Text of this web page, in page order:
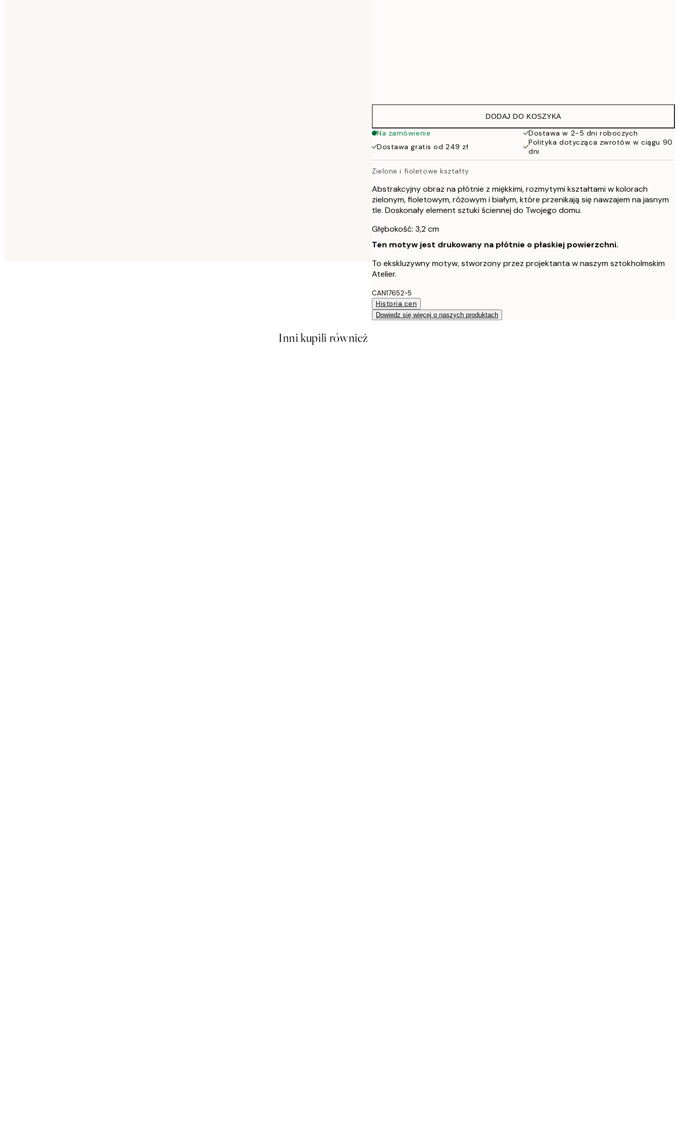
DODAJ DO KOSZYKA
Na zamówienie
Dostawa w 2-5 dni roboczych
Dostawa gratis od 249 zł
Polityka dotycząca zwrotów w ciągu 90
dni
Zielone i fioletowe kształty
Abstrakcyjny obraz na płótnie z miękkimi, rozmytymi kształtami w kolorach
zielonym, fioletowym, różowym i białym, które przenikają się nawzajem na jasnym
tle. Doskonały element sztuki ściennej do Twojego domu.
Głębokość: 3,2 cm
Ten motyw jest drukowany na płótnie o płaskiej powierzchni.
To ekskluzywny motyw, stworzony przez projektanta w naszym sztokholmskim
Atelier.
CAN17652-5
Historia cen
Dowiedz się więcej o naszych produktach
Inni kupili również